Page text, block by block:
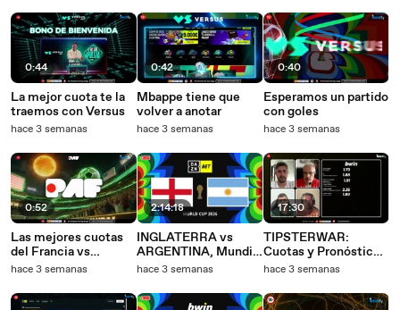
0:44
La mejor cuota te la
traemos con Versus
hace 3 semanas
0:52
Las mejores cuotas
del Francia vs
Inglaterra
hace 3 semanas
0:42
Mbappe tiene que
volver a anotar
hace 3 semanas
2:14:18
INGLATERRA vs
ARGENTINA, Mundial
2026 (Semifinal)
hace 3 semanas
0:40
Esperamos un partido
con goles
hace 3 semanas
17:30
TIPSTERWAR:
Cuotas y Pronósticos
de la Semifinal
(Mundial 2026) | bwin
hace 3 semanas